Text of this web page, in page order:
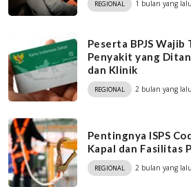
REGIONAL 1 bulan yang lalu
Peserta BPJS
Penyakit yang
dan Klinik
REGIONAL 2 bulan yang lalu
Pentingnya ISPS
Kapal dan Fasilitas
REGIONAL 2 bulan yang lalu